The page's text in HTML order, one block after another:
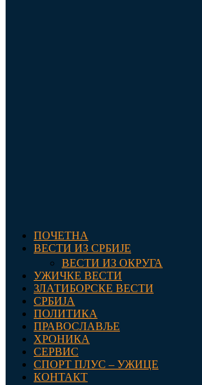
ПОЧЕТНА
ВЕСТИ ИЗ СРБИЈЕ
ВЕСТИ ИЗ ОКРУГА
УЖИЧКЕ ВЕСТИ
ЗЛАТИБОРСКЕ ВЕСТИ
СРБИЈА
ПОЛИТИКА
ПРАВОСЛАВЉЕ
ХРОНИКА
СЕРВИС
СПОРТ ПЛУС – УЖИЦЕ
КОНТАКТ